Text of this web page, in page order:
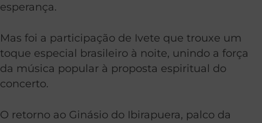
esperança.
Mas foi a participação de Ivete que trouxe um
toque especial brasileiro à noite, unindo a força
da música popular à proposta espiritual do
concerto.
O retorno ao Ginásio do Ibirapuera, palco da